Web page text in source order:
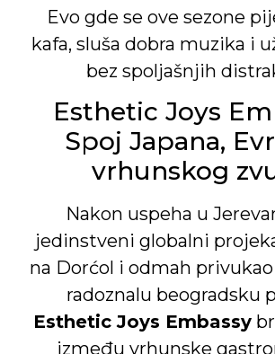
Evo gde se ove sezone
kafa, sluša dobra muzika i
bez spoljašnjih
Esthetic Joys
Spoj Japana,
vrhunskog
Nakon uspeha u
jedinstveni globalni
na Dorćol i odmah
radoznalu beogradsku
Esthetic Joys Embassy
između vrhunske